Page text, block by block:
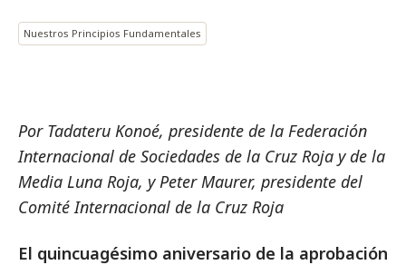
Nuestros Principios Fundamentales
Por Tadateru Konoé, presidente de la Federación
Internacional de Sociedades de la Cruz Roja y de la
Media Luna Roja, y Peter Maurer, presidente del
Comité Internacional de la Cruz Roja
El quincuagésimo aniversario de la aprobación